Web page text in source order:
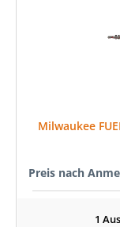
Milwaukee
Preis nach
1